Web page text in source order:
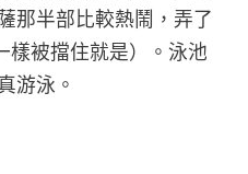
那半部比較熱鬧，弄了
樣被擋住就是）。泳池
游泳。